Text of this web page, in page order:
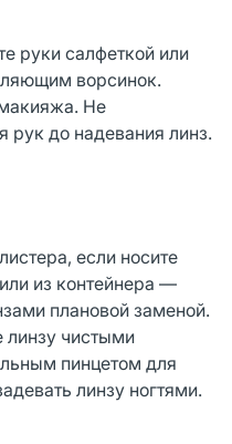
руки салфеткой или
ворсинок.
Не
рук до надевания линз.
если носите
из контейнера —
плановой заменой.
линзу чистыми
пинцетом для
линзу ногтями.